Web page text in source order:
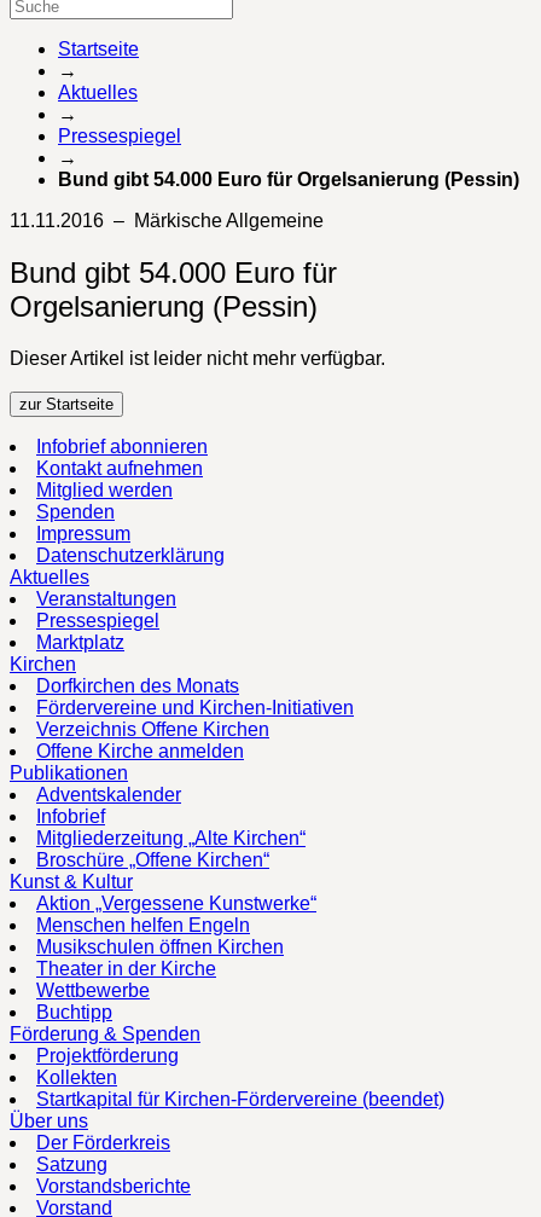
Startseite
→
Aktuelles
→
Pressespiegel
→
Bund gibt 54.000 Euro für Orgelsanierung (Pessin)
11.11.2016 – Märkische Allgemeine
Bund gibt 54.000 Euro für
Orgelsanierung (Pessin)
Dieser Artikel ist leider nicht mehr verfügbar.
zur Startseite
Infobrief abonnieren
Kontakt aufnehmen
Mitglied werden
Spenden
Impressum
Datenschutzerklärung
Aktuelles
Veranstaltungen
Pressespiegel
Marktplatz
Kirchen
Dorfkirchen des Monats
Fördervereine und Kirchen-Initiativen
Verzeichnis Offene Kirchen
Offene Kirche anmelden
Publikationen
Adventskalender
Infobrief
Mitgliederzeitung „Alte Kirchen“
Broschüre „Offene Kirchen“
Kunst & Kultur
Aktion „Vergessene Kunstwerke“
Menschen helfen Engeln
Musikschulen öffnen Kirchen
Theater in der Kirche
Wettbewerbe
Buchtipp
Förderung & Spenden
Projektförderung
Kollekten
Startkapital für Kirchen-Fördervereine (beendet)
Über uns
Der Förderkreis
Satzung
Vorstandsberichte
Vorstand